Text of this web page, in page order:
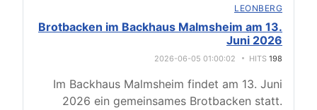
LEONBERG
Brotbacken im Backhaus Malmsheim am 13.
Juni 2026
2026-06-05 01:00:02 HITS 198
Im Backhaus Malmsheim findet am 13. Juni
2026 ein gemeinsames Brotbacken statt.